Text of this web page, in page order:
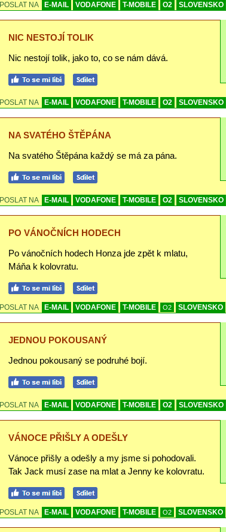
POSLAT NA E-MAIL VODAFONE T-MOBILE O2 SLOVENSKO
NIC NESTOJÍ TOLIK
Nic nestojí tolik, jako to, co se nám dává.
POSLAT NA E-MAIL VODAFONE T-MOBILE O2 SLOVENSKO
NA SVATÉHO ŠTĚPÁNA
Na svatého Štěpána každý se má za pána.
POSLAT NA E-MAIL VODAFONE T-MOBILE O2 SLOVENSKO
PO VÁNOČNÍCH HODECH
Po vánočních hodech Honza jde zpět k mlatu,
Máňa k kolovratu.
POSLAT NA E-MAIL VODAFONE T-MOBILE O2 SLOVENSKO
JEDNOU POKOUSANÝ
Jednou pokousaný se podruhé bojí.
POSLAT NA E-MAIL VODAFONE T-MOBILE O2 SLOVENSKO
VÁNOCE PŘIŠLY A ODEŠLY
Vánoce přišly a odešly a my jsme si pohodovali.
Tak Jack musí zase na mlat a Jenny ke kolovratu.
POSLAT NA E-MAIL VODAFONE T-MOBILE O2 SLOVENSKO